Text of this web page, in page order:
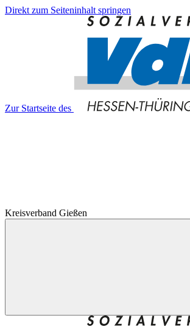
Direkt zum Seiteninhalt springen
Zur Startseite des
Kreisverband Gießen